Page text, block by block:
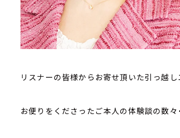
リスナーの皆様からお寄せ頂いた引っ越
お便りをくださったご本人の体験談の数々